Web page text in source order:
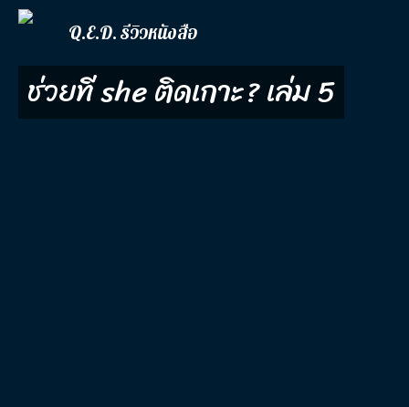
Q.E.D. รีวิวหนังสือ
ช่วยที she ติดเกาะ? เล่ม 5